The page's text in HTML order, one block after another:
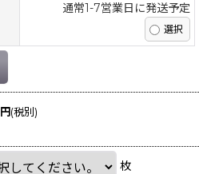
通常1-7営業日に発送予定
円(税別)
枚